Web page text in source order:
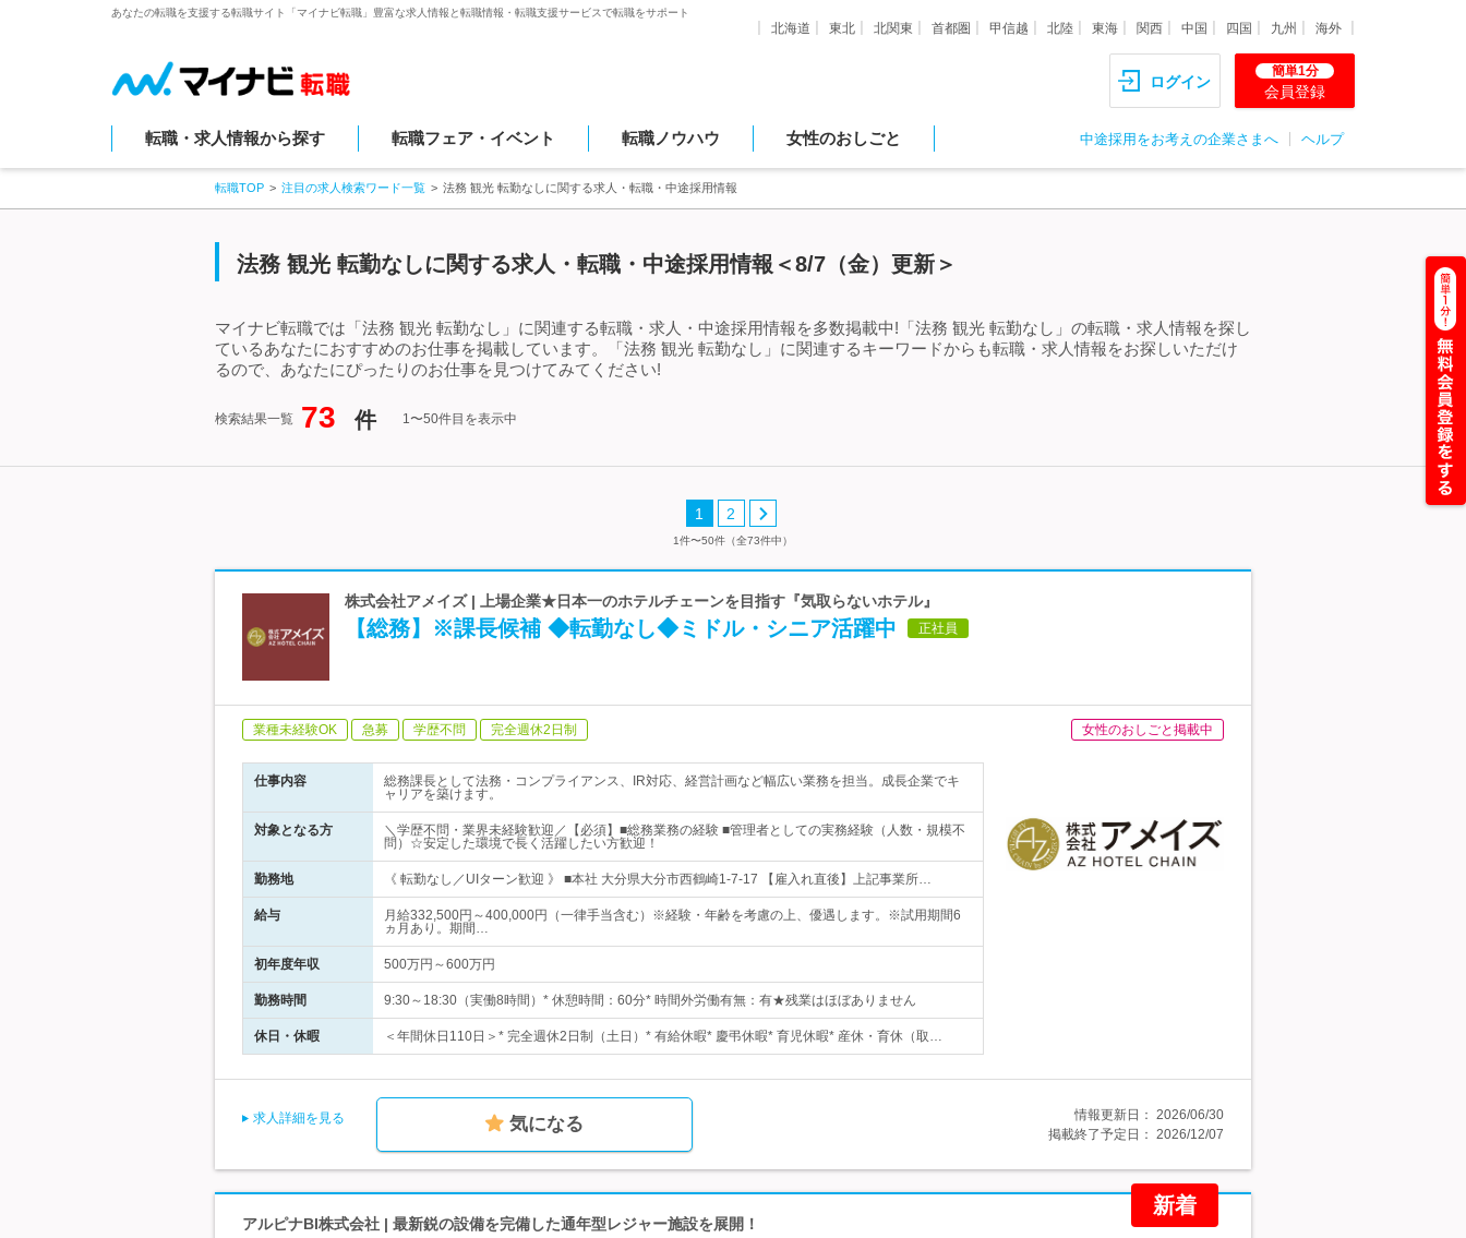
あなたの転職を支援する転職サイト「マイナビ転職」豊富な求人情報と転職情報・転職支援サービスで転職をサポート
北海道 東北 北関東 首都圏 甲信越 北陸 東海 関西 中国 四国 九州 海外
ログイン
簡単1分
会員登録
転職・求人情報から探す 転職フェア・イベント 転職ノウハウ 女性のおしごと 中途採用をお考えの企業さまへ ヘルプ
転職TOP 注目の求人検索ワード一覧 法務 観光 転勤なしに関する求人・転職・中途採用情報
法務 観光 転勤なしに関する求人・転職・中途採用情報＜8/7（金）更新＞
マイナビ転職では「法務 観光 転勤なし」に関連する転職・求人・中途採用情報を多数掲載中!「法務 観光 転勤なし」の転職・求人情報を探し
ているあなたにおすすめのお仕事を掲載しています。「法務 観光 転勤なし」に関連するキーワードからも転職・求人情報をお探しいただけ
るので、あなたにぴったりのお仕事を見つけてみてください!
検索結果一覧 73 件 1〜50件目を表示中
1 2
1件〜50件（全73件中）
株式会社アメイズ | 上場企業★日本一のホテルチェーンを目指す『気取らないホテル』
【総務】※課長候補 ◆転勤なし◆ミドル・シニア活躍中 正社員
業種未経験OK 急募 学歴不問 完全週休2日制 女性のおしごと掲載中
仕事内容
総務課長として法務・コンプライアンス、IR対応、経営計画など幅広い業務を担当。成長企業でキ
ャリアを築けます。
対象となる方
＼学歴不問・業界未経験歓迎／【必須】■総務業務の経験 ■管理者としての実務経験（人数・規模不
問）☆安定した環境で長く活躍したい方歓迎！
勤務地 《 転勤なし／UIターン歓迎 》 ■本社 大分県大分市西鶴崎1-7-17 【雇入れ直後】上記事業所…
給与
月給332,500円～400,000円（一律手当含む）※経験・年齢を考慮の上、優遇します。※試用期間6
ヵ月あり。期間…
初年度年収 500万円～600万円
勤務時間 9:30～18:30（実働8時間）* 休憩時間：60分* 時間外労働有無：有★残業はほぼありません
休日・休暇 ＜年間休日110日＞* 完全週休2日制（土日）* 有給休暇* 慶弔休暇* 育児休暇* 産休・育休（取…
求人詳細を見る 気になる 情報更新日： 2026/06/30
掲載終了予定日： 2026/12/07
新着
アルピナBI株式会社 | 最新鋭の設備を完備した通年型レジャー施設を展開！